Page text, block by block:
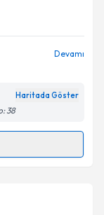
Devamı
Haritada Göster
38
takvimi
almanız